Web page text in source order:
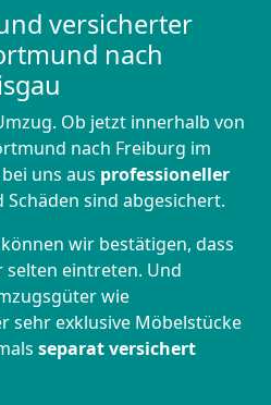
versicherter
nach
Ob jetzt innerhalb von
nach Freiburg im
uns aus professioneller
sind abgesichert.
wir bestätigen, dass
selten eintreten. Und
wie
sehr exklusive Möbelstücke
separat versichert